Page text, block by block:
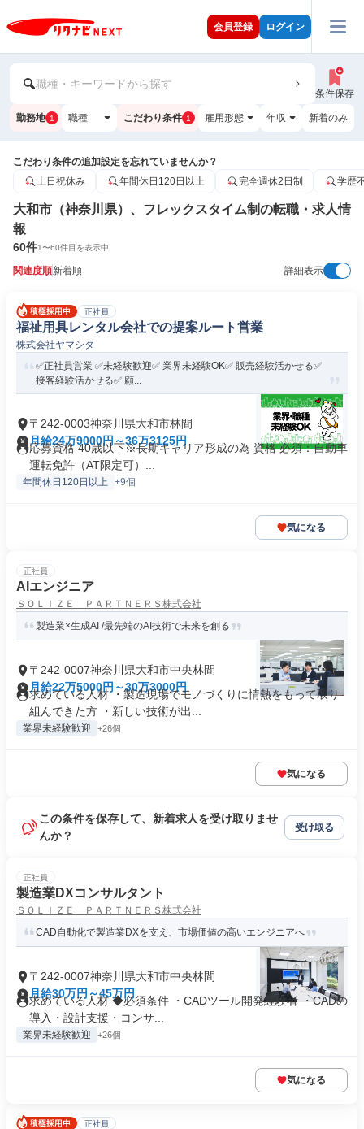
会員登録 ログイン
職種・キーワードから探す
条件保存
勤務地 1 職種 こだわり条件 1 雇用形態 年収 新着のみ
こだわり条件の追加設定を忘れていませんか？
土日祝休み
年間休日120日以上 完全週休2日制 学歴
大和市（神奈川県）、フレックスタイム制の転職・求人情
報
60件1〜60件目を表示中
関連度順新着順 詳細表示
正社員
福祉用具レンタル会社での提案ルート営業
株式会社ヤマシタ
✅正社員営業 ✅未経験歓迎✅ 業界未経験OK✅ 販売経験活かせる✅
接客経験活かせる✅ 顧...
〒242-0003神奈川県大和市林間
月給24万9000円～36万3125円
応募資格 40歳以下※長期キャリア形成の為 資格 必須：自動車
運転免許（AT限定可）...
年間休日120日以上 +9個
気になる
正社員
AIエンジニア
ＳＯＬＩＺＥ ＰＡＲＴＮＥＲＳ株式会社
製造業×生成AI /最先端のAI技術で未来を創る
〒242-0007神奈川県大和市中央林間
月給22万5000円～30万3000円
求めている人材 ・製造現場でモノづくりに情熱をもって取り
組んできた方 ・新しい技術が出...
業界未経験歓迎 +26個
気になる
この条件を保存して、新着求人を受け取りませ
んか？
受け取る
正社員
製造業DXコンサルタント
ＳＯＬＩＺＥ ＰＡＲＴＮＥＲＳ株式会社
CAD自動化で製造業DXを支え、市場価値の高いエンジニアへ
〒242-0007神奈川県大和市中央林間
月給30万円～45万円
求めている人材 ◆必須条件 ・CADツール開発経験者 ・CADの
導入・設計支援・コンサ...
業界未経験歓迎 +26個
気になる
正社員